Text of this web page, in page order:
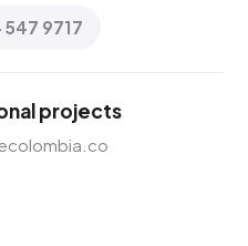
547 9717
projects